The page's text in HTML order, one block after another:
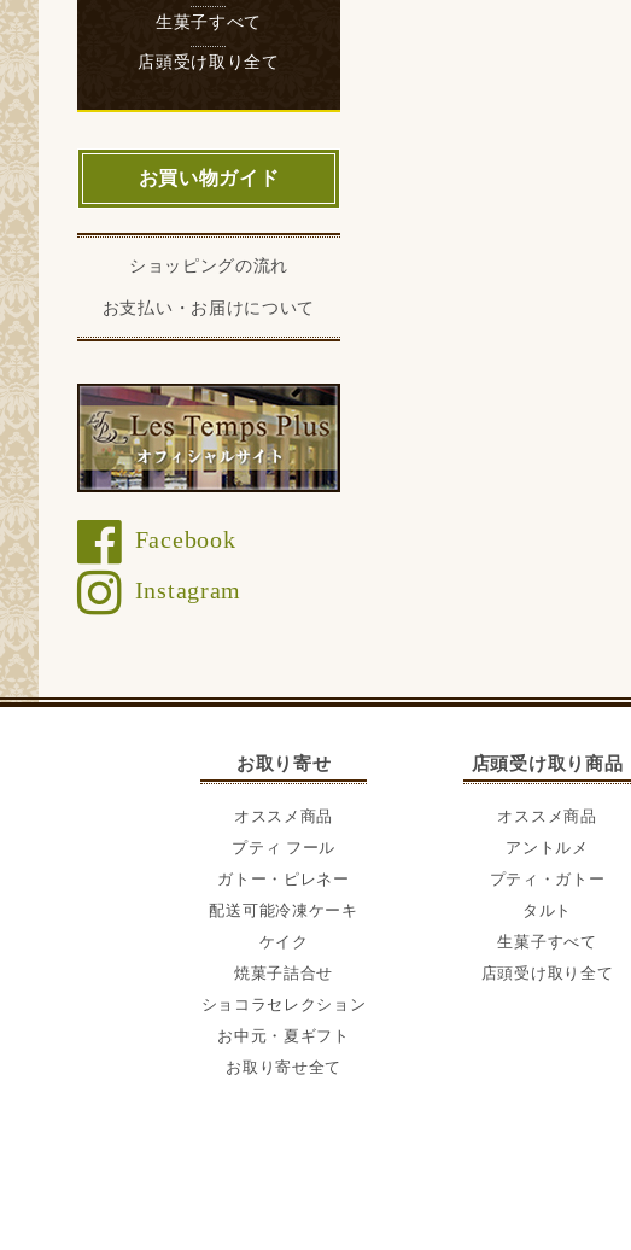
生菓子すべて
店頭受け取り全て
お買い物ガイド
ショッピングの流れ
お支払い・お届けについて
Facebook
Instagram
お取り寄せ
オススメ商品
プティ フール
ガトー・ピレネー
配送可能冷凍ケーキ
ケイク
焼菓子詰合せ
ショコラセレクション
お中元・夏ギフト
お取り寄せ全て
店頭受け取り商品
オススメ商品
アントルメ
プティ・ガトー
タルト
生菓子すべて
店頭受け取り全て